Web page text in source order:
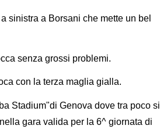
sinistra a Borsani che mette un bel
senza grossi problemi.
con la terza maglia gialla.
Stadium"di Genova dove tra poco si
nella gara valida per la 6^ giornata di